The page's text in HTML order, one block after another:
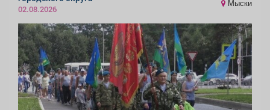
02.08.2026
Мыски